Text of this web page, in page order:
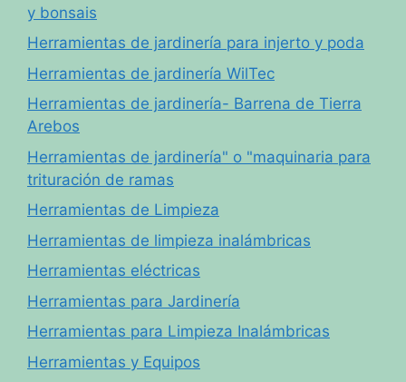
y bonsais
Herramientas de jardinería para injerto y poda
Herramientas de jardinería WilTec
Herramientas de jardinería- Barrena de Tierra
Arebos
Herramientas de jardinería" o "maquinaria para
trituración de ramas
Herramientas de Limpieza
Herramientas de limpieza inalámbricas
Herramientas eléctricas
Herramientas para Jardinería
Herramientas para Limpieza Inalámbricas
Herramientas y Equipos